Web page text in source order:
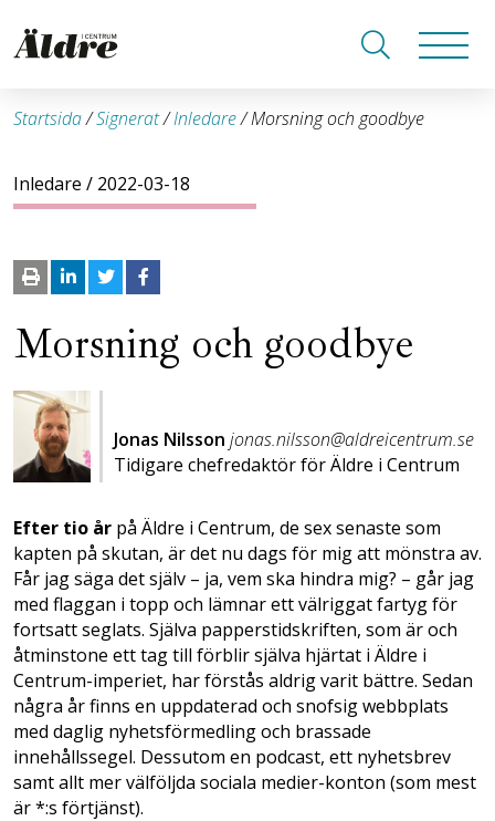
Startsida/Signerat/Inledare/Morsning och goodbye
Inledare / 2022-03-18
Morsning och goodbye
Jonas Nilsson jonas.nilsson@aldreicentrum.se
Tidigare chefredaktör för Äldre i Centrum
Efter tio år på Äldre i Centrum, de sex senaste som
kapten på skutan, är det nu dags för mig att mönstra av.
Får jag säga det själv – ja, vem ska hindra mig? – går jag
med flaggan i topp och lämnar ett välriggat fartyg för
fortsatt seglats. Själva papperstidskriften, som är och
åtminstone ett tag till förblir själva hjärtat i Äldre i
Centrum-imperiet, har förstås aldrig varit bättre. Sedan
några år finns en uppdaterad och snofsig webbplats
med daglig nyhetsförmedling och brassade
innehållssegel. Dessutom en podcast, ett nyhetsbrev
samt allt mer välföljda sociala medier-konton (som mest
är *:s förtjänst).